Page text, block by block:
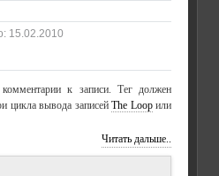
15.02.2010
к записи. Тег должен
цикла вывода записей The Loopили
Читать дальше..